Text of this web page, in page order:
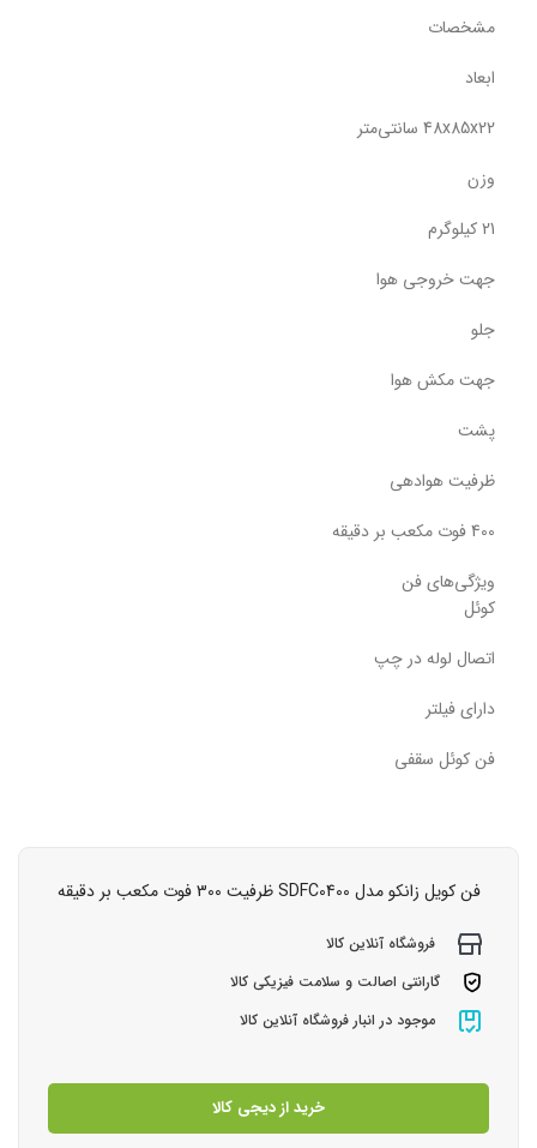
مشخصات
ابعاد
48x85x22 سانتی‌متر
وزن
21 کیلوگرم
جهت خروجی هوا
جلو
جهت مکش هوا
پشت
ظرفیت هوادهی
400 فوت مکعب بر دقیقه
ویژگی‌های فن
کوئل
اتصال لوله در چپ
دارای فیلتر
فن کوئل سقفی
فن کویل زانکو مدل SDFC0400 ظرفیت 300 فوت مکعب بر دقیقه
فروشگاه آنلاین کالا
گارانتی اصالت و سلامت فیزیکی کالا
موجود در انبار فروشگاه آنلاین کالا
خرید از دیجی کالا